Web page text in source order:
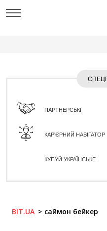
ПАРТНЕРСЬКІ
КАР'ЄРНИЙ НАВІГАТОР
КУПУЙ УКРАЇНСЬКЕ
BIT.UA саймон бейкер